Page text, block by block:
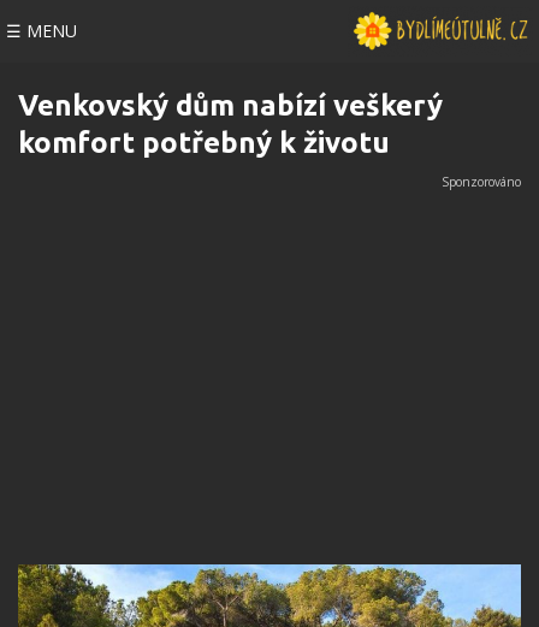
☰ MENU
Venkovský dům nabízí veškerý
komfort potřebný k životu